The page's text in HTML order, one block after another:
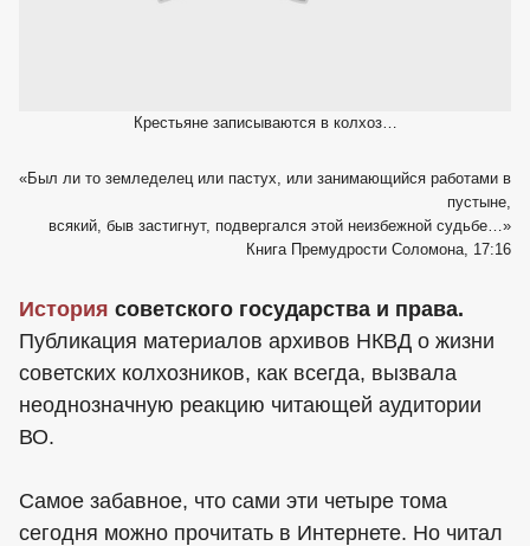
Крестьяне записываются в колхоз…
«Был ли то земледелец или пастух, или занимающийся работами в
пустыне,
всякий, быв застигнут, подвергался этой неизбежной судьбе…»
Книга Премудрости Соломона, 17:16
История советского государства и права.
Публикация материалов архивов НКВД о жизни
советских колхозников, как всегда, вызвала
неоднозначную реакцию читающей аудитории
ВО.
Самое забавное, что сами эти четыре тома
сегодня можно прочитать в Интернете. Но читал